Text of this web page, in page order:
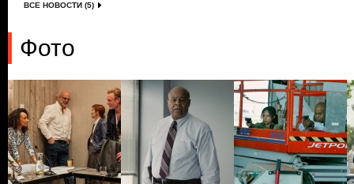
ВСЕ НОВОСТИ (5)
Фото